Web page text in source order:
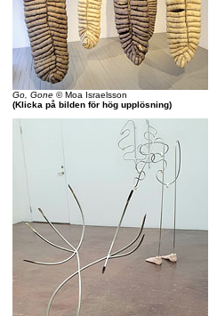
Go, Gone © Moa Israelsson
(Klicka på bilden för hög upplösning)